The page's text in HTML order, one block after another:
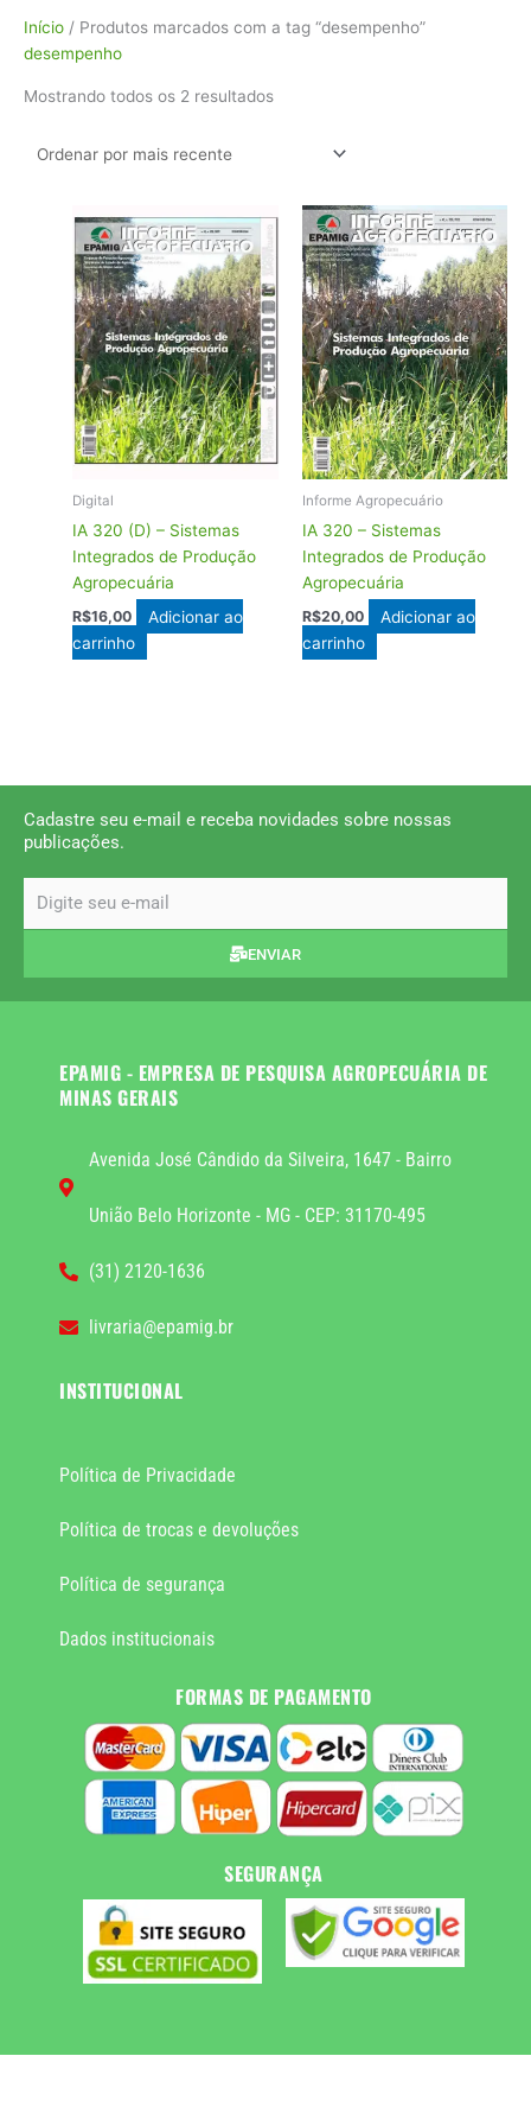
Início / Produtos marcados com a tag “desempenho”
desempenho
Mostrando todos os 2 resultados
Classificado
recente
Digital
IA 320 (D) – Sistemas
Integrados de Produção
Agropecuária
R$16,00
Adicionar ao
carrinho
Informe Agropecuário
IA 320 – Sistemas
Integrados de Produção
Agropecuária
R$20,00
Adicionar ao
carrinho
Cadastre seu e-mail e receba novidades sobre nossas
publicações.
ENVIAR
EPAMIG - EMPRESA DE PESQUISA AGROPECUÁRIA DE
MINAS GERAIS
Avenida José Cândido da Silveira, 1647 - Bairro
União Belo Horizonte - MG - CEP: 31170-495
(31) 2120-1636
livraria@epamig.br
INSTITUCIONAL
Política de Privacidade
Política de trocas e devoluções
Política de segurança
Dados institucionais
FORMAS DE PAGAMENTO
SEGURANÇA